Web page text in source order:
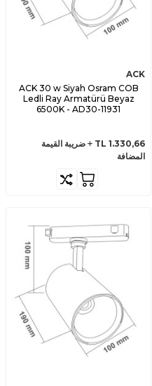
ACK
ACK 30 w Siyah Osram COB
Ledli Ray Armatürü Beyaz
6500K - AD30-11931
1.330,66
ضريبة القيمة
المضافة